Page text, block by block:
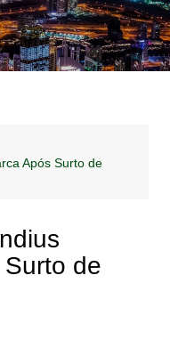
Notícias –
–
Após Surto de
de